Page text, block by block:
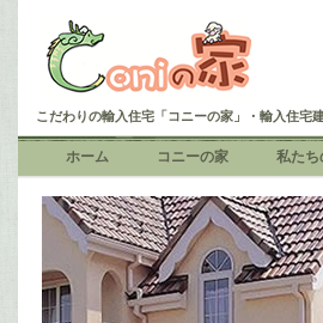
こだわりの輸入住宅「コニーの家」・輸入住宅
ホーム コニーの家 私たち